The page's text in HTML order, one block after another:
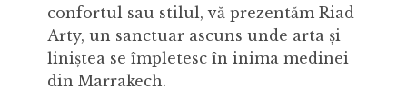
confortul sau stilul, vă prezentăm Riad
Arty, un sanctuar ascuns unde arta și
liniștea se împletesc în inima medinei
din Marrakech.